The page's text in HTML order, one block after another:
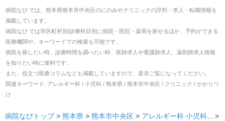
病院なび では、 熊本県熊本市中央区のにのみやクリニックの評判・求人・転職情報を
掲載しています。
病院なび では市区町村別/診療科目別に病院・医院・薬局を探せるほか、予約ができる
医療機関や、キーワードでの検索も可能です。
病院を探したい時、診療時間を調べたい時、医師求人や看護師求人、薬剤師求人情報
を知りたい時に便利です。
また、役立つ医療コラムなども掲載していますので、是非ご覧になってください。
関連キーワード: アレルギー科 / 小児科 / 熊本県 / 熊本市中央区 / クリニック / かかりつ
け
病院なびトップ > 熊本県 > 熊本市中央区 > アレルギー科 小児科... >